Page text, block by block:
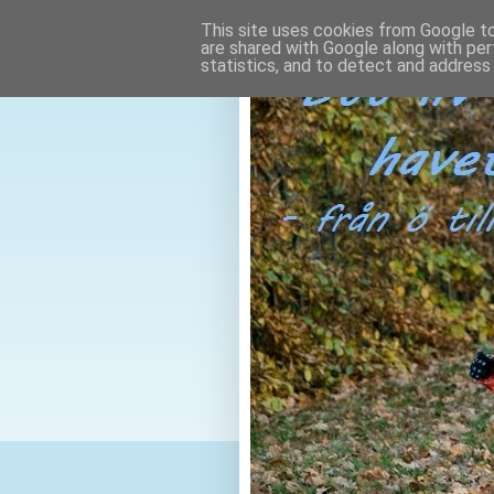
This site uses cookies from Google
are shared with Google along with
statistics, and to detect and address